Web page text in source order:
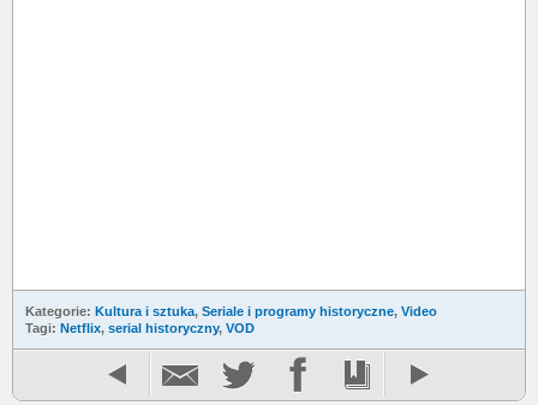
Kategorie: Kultura i sztuka, Seriale i programy historyczne, Video
Tagi: Netflix, serial historyczny, VOD